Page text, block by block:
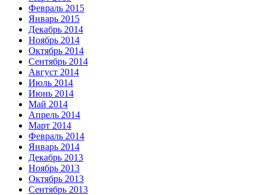
Февраль 2015
Январь 2015
Декабрь 2014
Ноябрь 2014
Октябрь 2014
Сентябрь 2014
Август 2014
Июль 2014
Июнь 2014
Май 2014
Апрель 2014
Март 2014
Февраль 2014
Январь 2014
Декабрь 2013
Ноябрь 2013
Октябрь 2013
Сентябрь 2013